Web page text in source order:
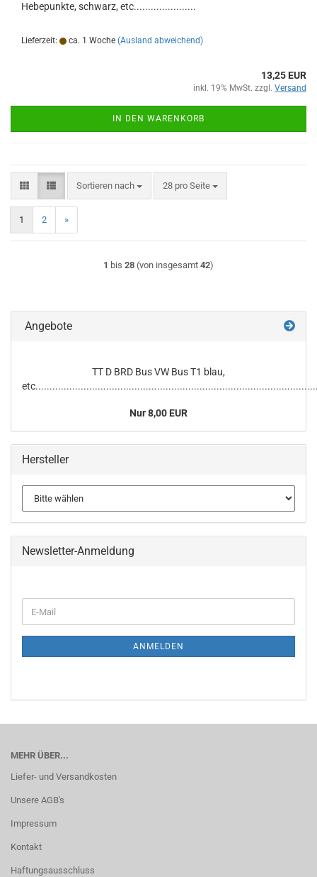
Hebepunkte, schwarz, etc......................
Lieferzeit: ca. 1 Woche (Ausland abweichend)
13,25 EUR
inkl. 19% MwSt. zzgl. Versand
IN DEN WARENKORB
Sortieren nach
Sortieren nach 28 pro Seite
pro Seite
1 2 »
1 bis 28 (von insgesamt 42)
Angebote
TT D BRD Bus VW Bus T1 blau,
Nur 8,00 EUR
Hersteller
Newsletter-Anmeldung
ZUR
E-
Mail
ANMELDEN
MEHR ÜBER...
Liefer- und Versandkosten
Unsere AGB's
Impressum
Kontakt
Haftungsausschluss